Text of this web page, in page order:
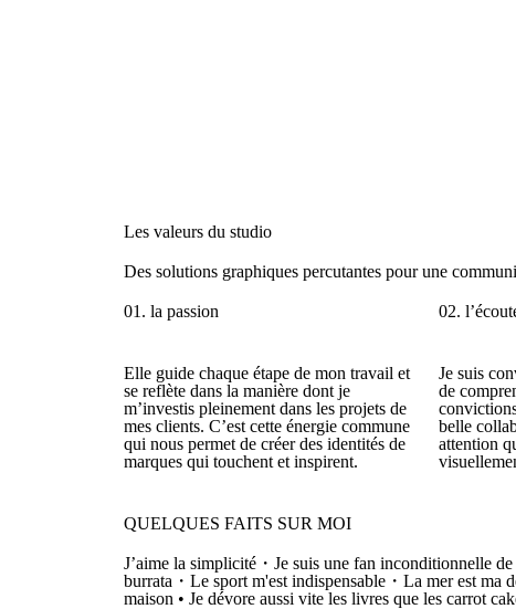
Les valeurs du studio
Des solutions graphiques percutantes pour une
01. la passion
Elle guide chaque étape de mon travail et
se reflète dans la manière dont je
m’investis pleinement dans les projets de
mes clients. C’est cette énergie commune
qui nous permet de créer des identités de
marques qui touchent et inspirent.
02.
Je suis
de
belle
attention
QUELQUES FAITS SUR MOI
J’aime la simplicité・Je suis une fan inconditionnelle de
burrata・Le sport m'est indispensable・La mer est ma
maison • Je dévore aussi vite les livres que les carrot